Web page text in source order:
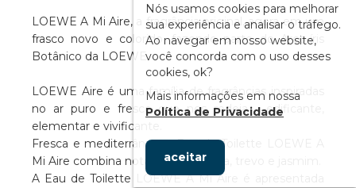
LOEWE A Mi Aire, a fragrância original, agora em um
frasco novo e colorido, fazendo parte do Arco-íris
Botânico da LOEWE.
LOEWE Aire é uma família de fragrâncias inspiradas
no ar puro e fresco que nos rodeia - edificante,
elementar e vivificante.
Fresca e mediterrânea, a Eau de Toilette LOEWE A
Mi Aire combina notas de tangerina, trevo e jasmim.
A Eau de Toilette LOEWE A Mi Aire é apresentada
Nós usamos cookies para melhorar
sua experiência e analisar o tráfego.
Ao navegar em nosso website,
você concorda com o uso desses
cookies, ok?
Mais informações em nossa
Política de Privacidade
aceitar